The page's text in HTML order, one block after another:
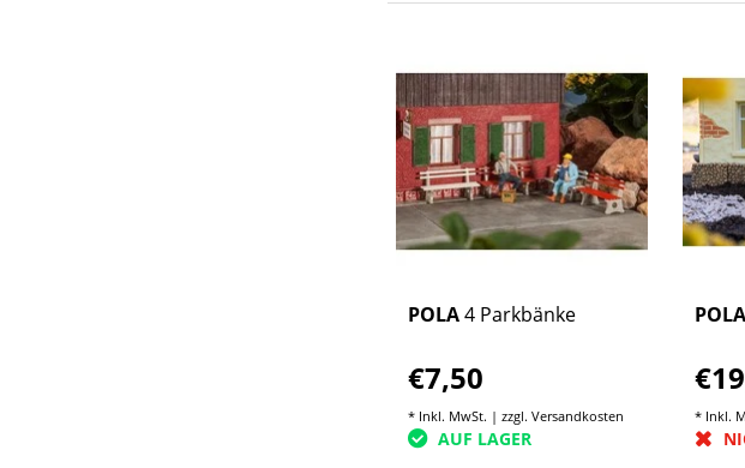
POLA 4 Parkbänke
€7,50
* Inkl. MwSt. | zzgl. Versandkosten
AUF LAGER
POLA
* Inkl.